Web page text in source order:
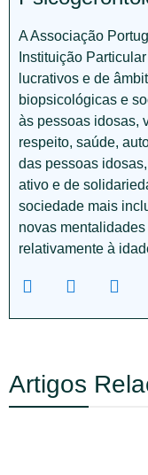
A Associação
Instituição
lucrativos e de
biopsicológicas e
às pessoas idosas,
respeito, saúde,
das pessoas
ativo e de
sociedade mais
novas
relativamente à
Artigos